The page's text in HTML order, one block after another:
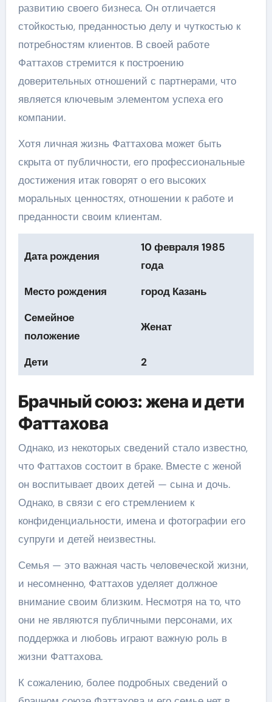
развитию своего бизнеса. Он отличается
стойкостью, преданностью делу и чуткостью к
потребностям клиентов. В своей работе
Фаттахов стремится к построению
доверительных отношений с партнерами, что
является ключевым элементом успеха его
компании.
Хотя личная жизнь Фаттахова может быть
скрыта от публичности, его профессиональные
достижения итак говорят о его высоких
моральных ценностях, отношении к работе и
преданности своим клиентам.
Дата рождения
10 февраля 1985
года
Место рождения
город Казань
Семейное
положение
Женат
Дети 2
Брачный союз: жена и дети
Фаттахова
Однако, из некоторых сведений стало известно,
что Фаттахов состоит в браке. Вместе с женой
он воспитывает двоих детей — сына и дочь.
Однако, в связи с его стремлением к
конфиденциальности, имена и фотографии его
супруги и детей неизвестны.
Семья — это важная часть человеческой жизни,
и несомненно, Фаттахов уделяет должное
внимание своим близким. Несмотря на то, что
они не являются публичными персонами, их
поддержка и любовь играют важную роль в
жизни Фаттахова.
К сожалению, более подробных сведений о